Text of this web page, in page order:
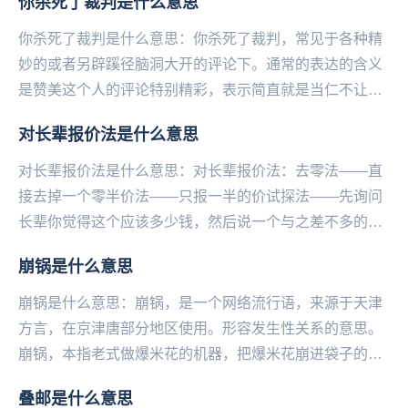
你杀死了裁判是什么意思：你杀死了裁判，常见于各种精
妙的或者另辟蹊径脑洞大开的评论下。通常的表达的含义
是赞美这个人的评论特别精彩，表示简直就是当仁不让当
杀...
对长辈报价法是什么意思
对长辈报价法是什么意思：对长辈报价法：去零法——直
接去掉一个零半价法——只报一半的价试探法——先询问
长辈你觉得这个应该多少钱，然后说一个与之差不多的价
@...
崩锅是什么意思
崩锅是什么意思：崩锅，是一个网络流行语，来源于天津
方言，在京津唐部分地区使用。形容发‌‌‌‌‌‌‌‌‌‌‌生性关系的意思。
崩锅，本指老式做爆米花的机器，把爆米花崩进袋子的环
叠邮是什么意思